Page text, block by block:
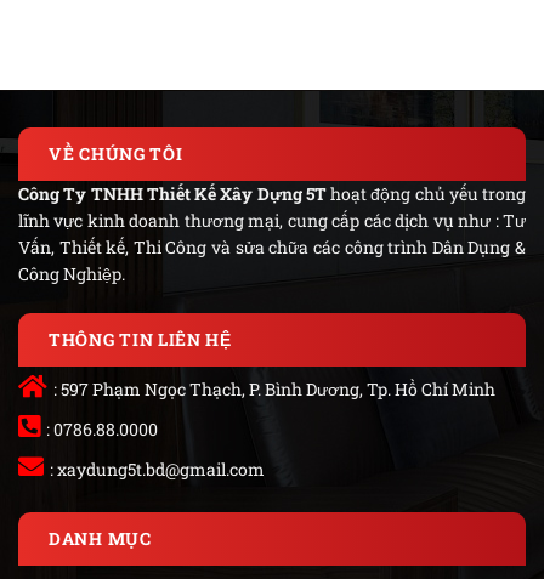
VỀ CHÚNG TÔI
Công Ty TNHH Thiết Kế Xây Dựng 5Thoạt động chủ yếu trong
lĩnh vực kinh doanh thương mại, cung cấp các dịch vụ như : Tư
Vấn, Thiết kế, Thi Công và sửa chữa các công trình Dân Dụng &
Công Nghiệp.
THÔNG TIN LIÊN HỆ
: 597 Phạm Ngọc Thạch, P. Bình Dương, Tp. Hồ Chí Minh
: 0786.88.0000
:xaydung5t.bd@gmail.com
DANH MỤC